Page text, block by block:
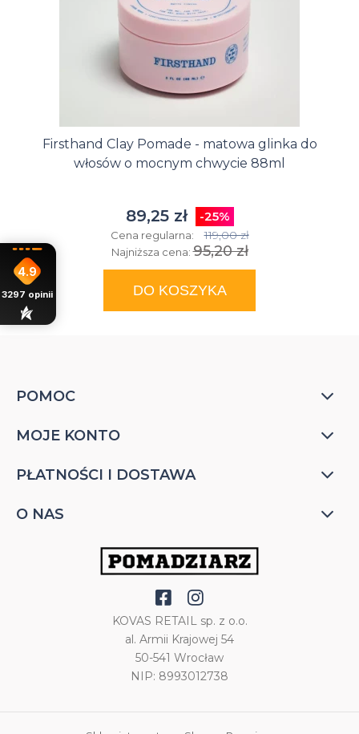
Firsthand Clay Pomade - matowa glinka do
włosów o mocnym chwycie 88ml
89,25 zł -25%
Cena regularna: 119,00 zł
Najniższa cena:95,20 zł
DO KOSZYKA
POMOC
MOJE KONTO
PŁATNOŚCI I DOSTAWA
O NAS
KOVAS RETAIL sp. z o.o.
al. Armii Krajowej 54
50-541 Wrocław
NIP: 8993012738
4.9
3297 opinii